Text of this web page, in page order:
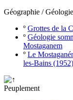
Géographie / Géologie
º Grottes de la
º Géologie
Mostaganem
º Le
les-Bains (1952)
Peuplement